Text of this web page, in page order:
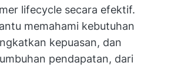
lifecycle secara efektif.
memahami kebutuhan
kepuasan, dan
pendapatan, dari